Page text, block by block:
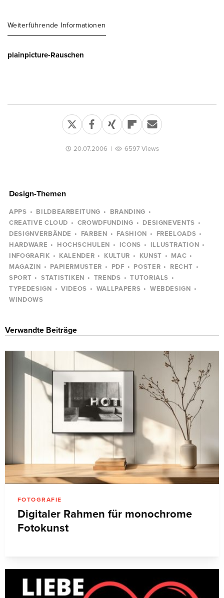
Weiterführende Informationen
plainpicture-Rauschen
20.07.2006 | 6597 Views
Design-Themen
APPS BILDBEARBEITUNG
BRANDING
CREATIVE CLOUD
CROWDFUNDING
DESIGNEVENTS
DESIGNVERBÄNDE
FARBEN FASHION
FREELOADS
HARDWARE
HOCHSCHULEN ICONS
ILLUSTRATION
INFOGRAFIK
KALENDER KULTUR KUNST
MAC
MAGAZIN
PAPIERMUSTER PDF POSTER
RECHT
SPORT
STATISTIKEN TRENDS
TUTORIALS
TYPEDESIGN
VIDEOS WALLPAPERS
WEBDESIGN
WINDOWS
Verwandte Beiträge
FOTOGRAFIE
Digitaler Rahmen für monochrome
Fotokunst